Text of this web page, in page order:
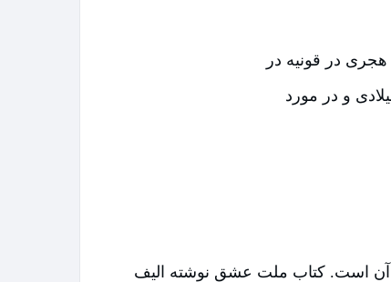
هجری در قونیه در
و آشنایی شمس و مولوی را روایت می‌کند. بخش دوم نیز در سال 2008 میلادی و در مورد
آن است. کتاب ملت عشق نوشته الیف